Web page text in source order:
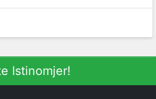
Istinomjer!